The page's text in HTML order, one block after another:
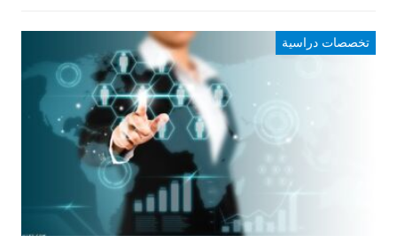
تخصصات دراسية